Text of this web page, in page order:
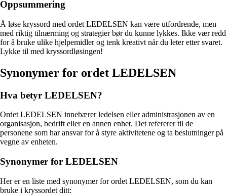
Oppsummering
Å løse kryssord med ordet LEDELSEN kan være utfordrende, men
med riktig tilnærming og strategier bør du kunne lykkes. Ikke vær redd
for å bruke ulike hjelpemidler og tenk kreativt når du leter etter svaret.
Lykke til med kryssordløsingen!
Synonymer for ordet LEDELSEN
Hva betyr LEDELSEN?
Ordet LEDELSEN innebærer ledelsen eller administrasjonen av en
organisasjon, bedrift eller en annen enhet. Det refererer til de
personene som har ansvar for å styre aktivitetene og ta beslutninger på
vegne av enheten.
Synonymer for LEDELSEN
Her er en liste med synonymer for ordet LEDELSEN, som du kan
bruke i kryssordet ditt: